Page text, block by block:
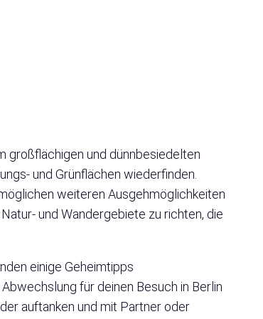
großflächigen und dünnbesiedelten
und Grünflächen wiederfinden.
weiteren Ausgehmöglichkeiten
und Wandergebiete zu richten, die
einige Geheimtipps
für deinen Besuch in Berlin
auftanken und mit Partner oder